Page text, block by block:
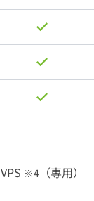
VPS ※4（専用）